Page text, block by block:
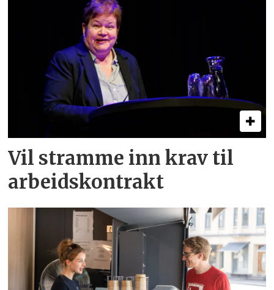
Vil stramme inn krav til
arbeids­kontrakt